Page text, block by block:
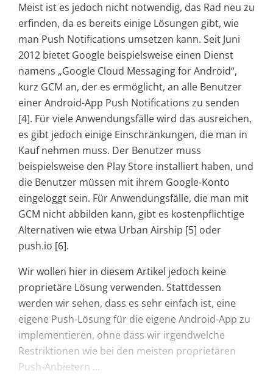
Meist ist es jedoch nicht notwendig, das Rad neu zu
erfinden, da es bereits einige Lösungen gibt, wie
man Push Notifications umsetzen kann. Seit Juni
2012 bietet Google beispielsweise einen Dienst
namens „Google Cloud Messaging for Android“,
kurz GCM an, der es ermöglicht, an alle Benutzer
einer Android-App Push Notifications zu senden
[4]. Für viele Anwendungsfälle wird das ausreichen,
es gibt jedoch einige Einschränkungen, die man in
Kauf nehmen muss. Der Benutzer muss
beispielsweise den Play Store installiert haben, und
die Benutzer müssen mit ihrem Google-Konto
eingeloggt sein. Für Anwendungsfälle, die man mit
GCM nicht abbilden kann, gibt es kostenpflichtige
Alternativen wie etwa Urban Airship [5] oder
push.io [6].
Wir wollen hier in diesem Artikel jedoch keine
proprietäre Lösung verwenden. Stattdessen
werden wir sehen, dass es sehr einfach ist, eine
eigene Push-Lösung für die eigene Android-App zu
implementieren, ohne dass wir irgendwelche
Restriktionen wie bei den meisten proprietären
Push-Anbietern ...